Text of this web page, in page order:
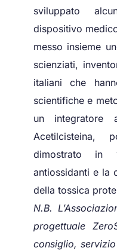
sviluppato
dispositivo
messo insieme
scienziati,
italiani che
scientifiche e
un integratore
Acetilcisteina,
dimostrato
antiossidanti e la
della tossica
N.B.
progettuale
consiglio,